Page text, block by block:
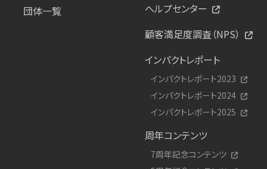
団体一覧
ヘルプセンター
顧客満足度調査（NPS）
インパクトレポート
インパクトレポート2023
インパクトレポート2024
インパクトレポート2025
周年コンテンツ
7周年記念コンテンツ